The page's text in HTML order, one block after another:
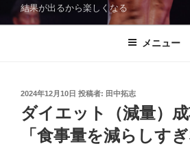
ッ
結果が出るから楽しくなる
メニュー
投
稿
日:
2024年12月10日 投稿者: 田中拓志
ダイエット（減量）
「食事量を減らしす